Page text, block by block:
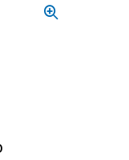
product image 1